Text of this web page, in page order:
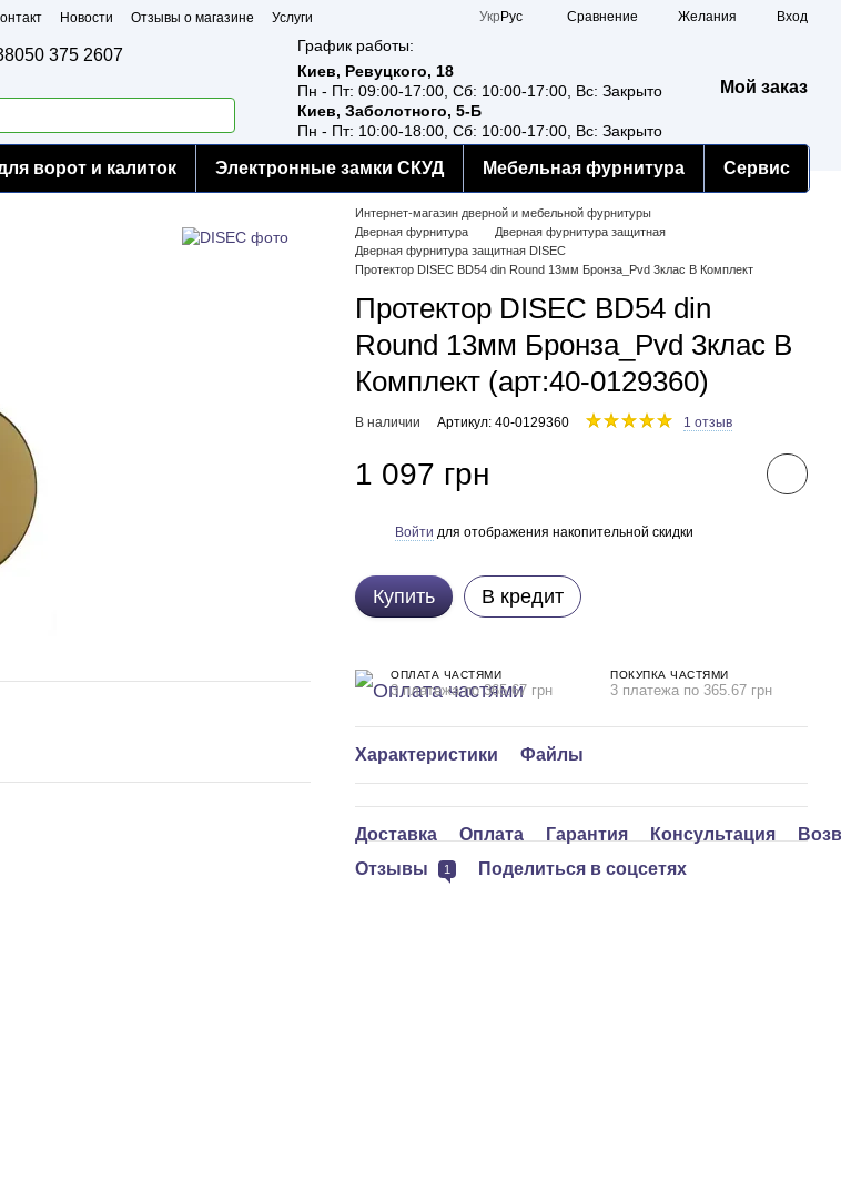
Новости Отзывы о магазине
Услуги
Укр Рус Сравнение Желания Вход
375 2607
График работы:
Киев, Ревуцкого, 18
Пн - Пт: 09:00-17:00, Сб: 10:00-17:00, Вс: Закрыто
Киев, Заболотного, 5-Б
Пн - Пт: 10:00-18:00, Сб: 10:00-17:00, Вс: Закрыто
Мой заказ
ворот и калиток Электронные замки СКУД Мебельная фурнитура Сервис
Интернет-магазин дверной и мебельной фурнитуры
Дверная фурнитура
Дверная фурнитура защитная
Дверная фурнитура защитная DISEC
Протектор DISEC BD54 din Round 13мм Бронза_Pvd 3клас B Комплект
Протектор DISEC BD54 din
Round 13мм Бронза_Pvd 3клас B
Комплект (арт:40-0129360)
В наличии Артикул: 40-0129360 1 отзыв
1 097 грн
Войти для отображения накопительной скидки
Купить В кредит
ОПЛАТА ЧАСТЯМИ
3 платежа по 365.67 грн
ПОКУПКА ЧАСТЯМИ
3 платежа по 365.67 грн
Характеристики Файлы
Доставка Оплата Гарантия Консультация
Отзывы
1 Поделиться в соцсетях